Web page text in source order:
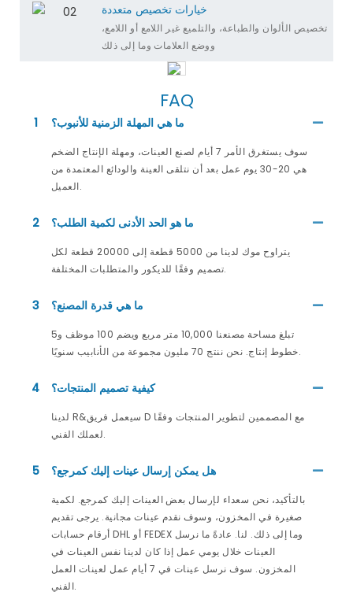
خيارات تخصيص متعددة
تخصيص الألوان والطباعة، والتلميع غير اللامع أو اللامع،
ووضع العلامات وما إلى ذلك
FAQ
1 ما هي المهلة الزمنية للأنبوب؟
سوف يستغرق الأمر 7 أيام لصنع العينات، ومهلة الإنتاج الضخم
هي 20-30 يوم عمل بعد أن نتلقى العينة والودائع المعتمدة من
العميل.
2 ما هو الحد الأدنى لكمية الطلب؟
يتراوح موك لدينا من 5000 قطعة إلى 20000 قطعة لكل
تصميم وفقًا للديكور والمتطلبات المختلفة.
3 ما هي قدرة المصنع؟
تبلغ مساحة مصنعنا 10,000 متر مربع ويضم 100 موظف و5
خطوط إنتاج. نحن ننتج 70 مليون مجموعة من الأنابيب سنويًا.
4 كيفية تصميم المنتجات؟
لدينا R&سيعمل فريق D مع المصممين لتطوير المنتجات وفقًا
لعملك الفني.
5 هل يمكن إرسال عينات إليك كمرجع؟
بالتأكيد، نحن سعداء لإرسال بعض العينات إليك كمرجع. لكمية
صغيرة في المخزون، وسوف نقدم عينات مجانية. يرجى تقديم
أرقام حسابات DHL أو FEDEX وما إلى ذلك. لنا. عادةً ما نرسل
العينات خلال يومي عمل إذا كان لدينا نفس العينات في
المخزون. سوف نرسل عينات في 7 أيام عمل لعينات العمل
الفني.